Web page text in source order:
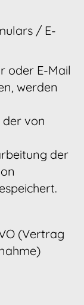
/ E-
oder E-Mail
werden
von
der
(Vertrag